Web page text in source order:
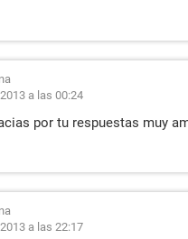
a las 00:24
por tu respuestas muy
a las 22:17